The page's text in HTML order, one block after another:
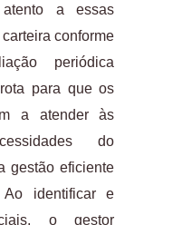
a essas
conforme
periódica
para que os
a atender às
do
gestão eficiente
identificar e
o gestor